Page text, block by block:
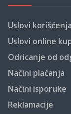
Uslovi korišćenja
Uslovi online
Odricanje od
Načini plaćanja
Načini isporuke
Reklamacije